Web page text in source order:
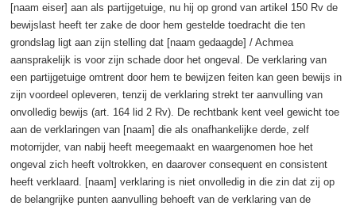
[naam eiser] aan als partijgetuige, nu hij op grond van artikel 150 Rv de
bewijslast heeft ter zake de door hem gestelde toedracht die ten
grondslag ligt aan zijn stelling dat [naam gedaagde] / Achmea
aansprakelijk is voor zijn schade door het ongeval. De verklaring van
een partijgetuige omtrent door hem te bewijzen feiten kan geen bewijs in
zijn voordeel opleveren, tenzij de verklaring strekt ter aanvulling van
onvolledig bewijs (art. 164 lid 2 Rv). De rechtbank kent veel gewicht toe
aan de verklaringen van [naam] die als onafhankelijke derde, zelf
motorrijder, van nabij heeft meegemaakt en waargenomen hoe het
ongeval zich heeft voltrokken, en daarover consequent en consistent
heeft verklaard. [naam] verklaring is niet onvolledig in die zin dat zij op
de belangrijke punten aanvulling behoeft van de verklaring van de